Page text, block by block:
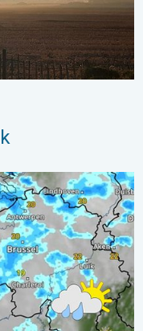
. . vrijdag